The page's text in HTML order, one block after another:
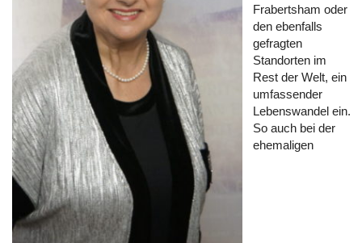
Frabertsham oder
den ebenfalls
gefragten
Standorten im
Rest der Welt, ein
umfassender
Lebenswandel ein.
So auch bei der
ehemaligen